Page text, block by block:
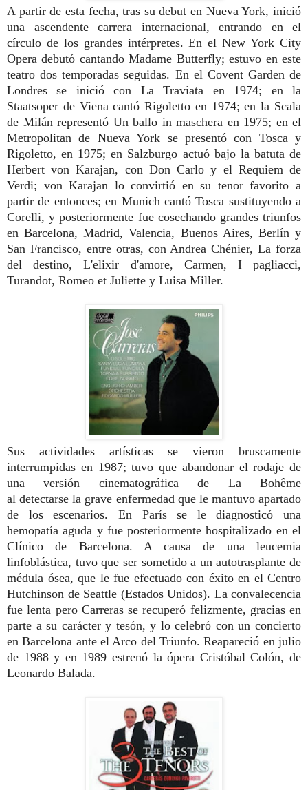
A partir de esta fecha, tras su debut en Nueva York, inició
una ascendente carrera internacional, entrando en el
círculo de los grandes intérpretes. En el New York City
Opera debutó cantando Madame Butterfly; estuvo en este
teatro dos temporadas seguidas. En el Covent Garden de
Londres se inició con La Traviata en 1974; en la
Staatsoper de Viena cantó Rigoletto en 1974; en la Scala
de Milán representó Un ballo in maschera en 1975; en el
Metropolitan de Nueva York se presentó con Tosca y
Rigoletto, en 1975; en Salzburgo actuó bajo la batuta de
Herbert von Karajan, con Don Carlo y el Requiem de
Verdi; von Karajan lo convirtió en su tenor favorito a
partir de entonces; en Munich cantó Tosca sustituyendo a
Corelli, y posteriormente fue cosechando grandes triunfos
en Barcelona, Madrid, Valencia, Buenos Aires, Berlín y
San Francisco, entre otras, con Andrea Chénier, La forza
del destino, L'elixir d'amore, Carmen, I pagliacci,
Turandot, Romeo et Juliette y Luisa Miller.
Sus actividades artísticas se vieron bruscamente
interrumpidas en 1987; tuvo que abandonar el rodaje de
una versión cinematográfica de La Bohême
al detectarse la grave enfermedad que le mantuvo apartado
de los escenarios. En París se le diagnosticó una
hemopatía aguda y fue posteriormente hospitalizado en el
Clínico de Barcelona. A causa de una leucemia
linfoblástica, tuvo que ser sometido a un autotrasplante de
médula ósea, que le fue efectuado con éxito en el Centro
Hutchinson de Seattle (Estados Unidos). La convalecencia
fue lenta pero Carreras se recuperó felizmente, gracias en
parte a su carácter y tesón, y lo celebró con un concierto
en Barcelona ante el Arco del Triunfo. Reapareció en julio
de 1988 y en 1989 estrenó la ópera Cristóbal Colón, de
Leonardo Balada.